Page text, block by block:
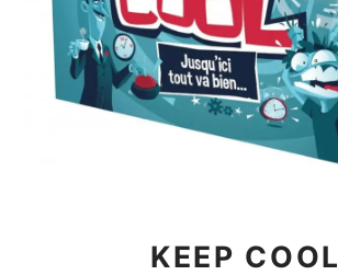
KEEP COOL